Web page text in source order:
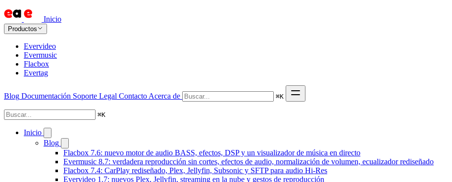
Inicio
Productos
Evervideo
Evermusic
Flacbox
Evertag
Blog Documentación Soporte Legal Contacto Acerca de ⌘K
⌘K
Inicio
Blog
Flacbox 7.6: nuevo motor de audio BASS, efectos, DSP y un visualizador de música en directo
Evermusic 8.7: verdadera reproducción sin cortes, efectos de audio, normalización de volumen, ecualizador rediseñado
Flacbox 7.4: CarPlay rediseñado, Plex, Jellyfin, Subsonic y SFTP para audio Hi-Res
Evervideo 1.7: nuevos Plex, Jellyfin, streaming en la nube y gestos de reproducción